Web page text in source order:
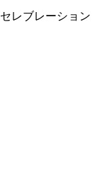
レブレーション